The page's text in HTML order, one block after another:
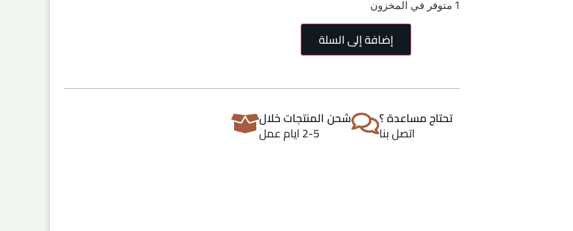
1 متوفر في المخزون
إضافة إلى السلة
تحتاج مساعدة ؟
اتصل بنا
شحن المنتجات خلال
2-5 ايام عمل